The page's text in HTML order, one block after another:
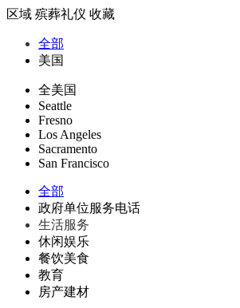
区域 殡葬礼仪 收藏
全部
美国
全美国
Seattle
Fresno
Los Angeles
Sacramento
San Francisco
全部
政府单位服务电话
生活服务
休闲娱乐
餐饮美食
教育
房产建材